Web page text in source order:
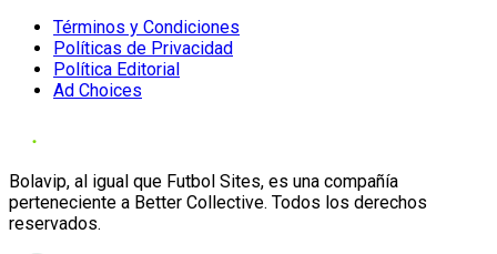
Términos y Condiciones
Políticas de Privacidad
Política Editorial
Ad Choices
Bolavip, al igual que Futbol Sites, es una compañía
perteneciente a Better Collective. Todos los derechos
reservados.